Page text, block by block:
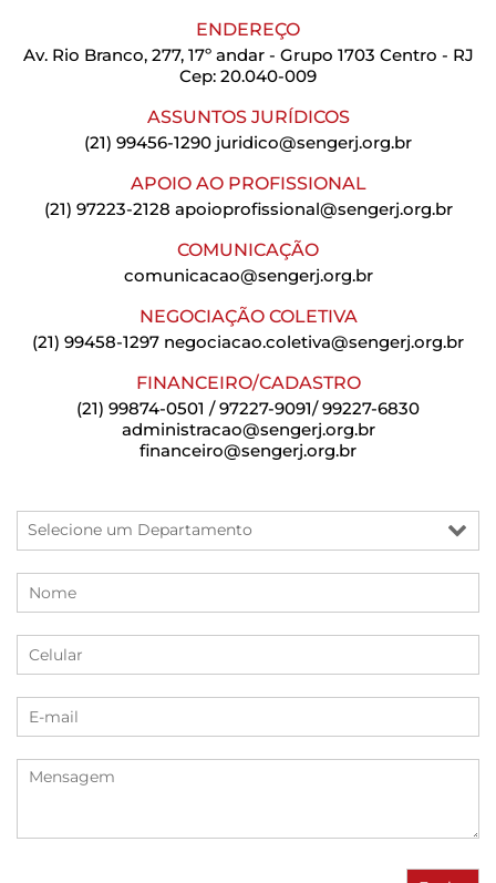
ENDEREÇO
Av. Rio Branco, 277, 17º andar - Grupo 1703 Centro - RJ
Cep: 20.040-009
ASSUNTOS JURÍDICOS
(21) 99456-1290 juridico@sengerj.org.br
APOIO AO PROFISSIONAL
(21) 97223-2128 apoioprofissional@sengerj.org.br
COMUNICAÇÃO
comunicacao@sengerj.org.br
NEGOCIAÇÃO COLETIVA
(21) 99458-1297 negociacao.coletiva@sengerj.org.br
FINANCEIRO/CADASTRO
(21) 99874-0501 / 97227-9091/ 99227-6830
administracao@sengerj.org.br
financeiro@sengerj.org.br